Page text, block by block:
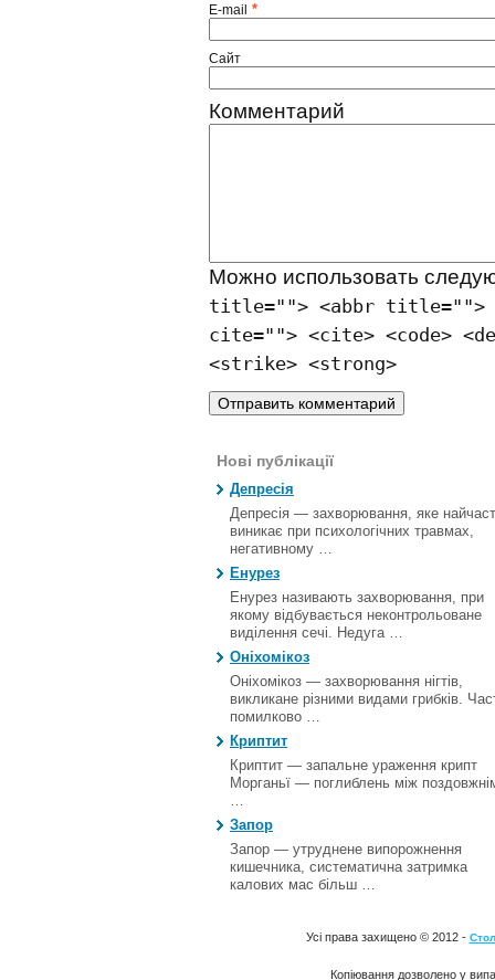
E-mail *
Сайт
Комментарий
Можно использовать
title=""> <abbr title="">
cite=""> <cite> <code>
<strike> <strong>
Нові публікації
Депресія
Депресія — захворювання, яке
виникає при психологічних травмах,
негативному …
Енурез
Енурез називають захворювання, при
якому відбувається неконтрольоване
виділення сечі. Недуга …
Оніхомікоз
Оніхомікоз — захворювання нігтів,
викликане різними видами грибків.
помилково …
Криптит
Криптит — запальне ураження крипт
Морганьї — поглиблень між
…
Запор
Запор — утруднене випорожнення
кишечника, систематична затримка
калових мас більш …
Усі права захищено © 2012 -
Копіювання дозволено у